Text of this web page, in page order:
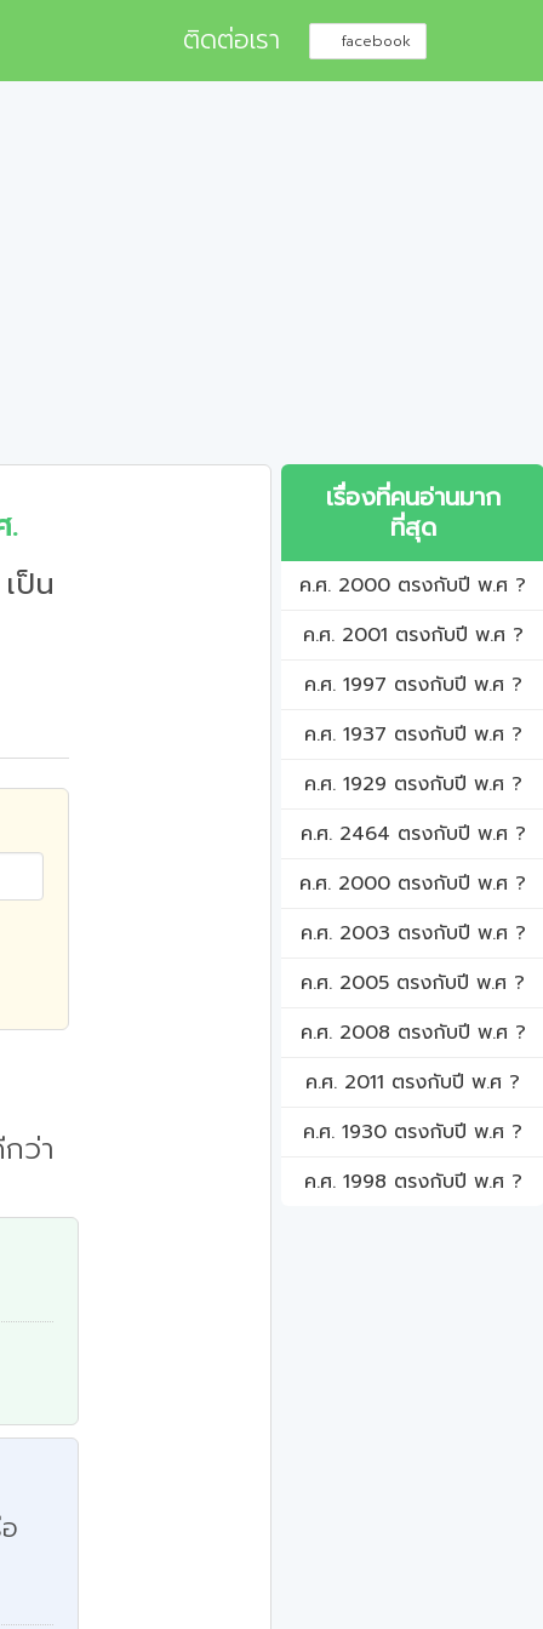
ติดต่อเรา facebook
.
ป็น
ว่า
เรื่องที่คนอ่านมาก
ที่สุด
ค.ศ. 2000 ตรงกับปี พ.ศ ?
ค.ศ. 2001 ตรงกับปี พ.ศ ?
ค.ศ. 1997 ตรงกับปี พ.ศ ?
ค.ศ. 1937 ตรงกับปี พ.ศ ?
ค.ศ. 1929 ตรงกับปี พ.ศ ?
ค.ศ. 2464 ตรงกับปี พ.ศ ?
ค.ศ. 2000 ตรงกับปี พ.ศ ?
ค.ศ. 2003 ตรงกับปี พ.ศ ?
ค.ศ. 2005 ตรงกับปี พ.ศ ?
ค.ศ. 2008 ตรงกับปี พ.ศ ?
ค.ศ. 2011 ตรงกับปี พ.ศ ?
ค.ศ. 1930 ตรงกับปี พ.ศ ?
ค.ศ. 1998 ตรงกับปี พ.ศ ?